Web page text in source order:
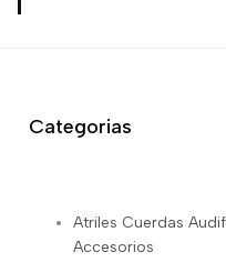
Categorias
Atriles Cuerdas
Accesorios